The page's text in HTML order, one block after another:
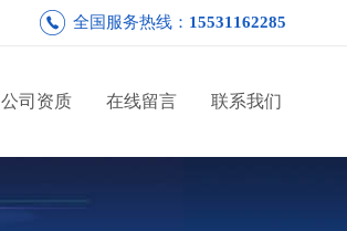
全国服务热线： 15531162285
公司资质 在线留言 联系我们